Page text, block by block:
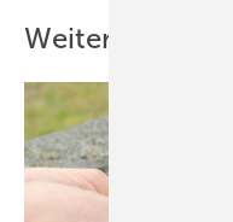
Weitere Inhalte